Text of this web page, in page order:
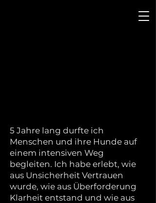
5 Jahre lang durfte ich
Menschen und ihre Hunde auf
einem intensiven Weg
begleiten. Ich habe erlebt, wie
aus Unsicherheit Vertrauen
wurde, wie aus Überforderung
Klarheit entstand und wie aus